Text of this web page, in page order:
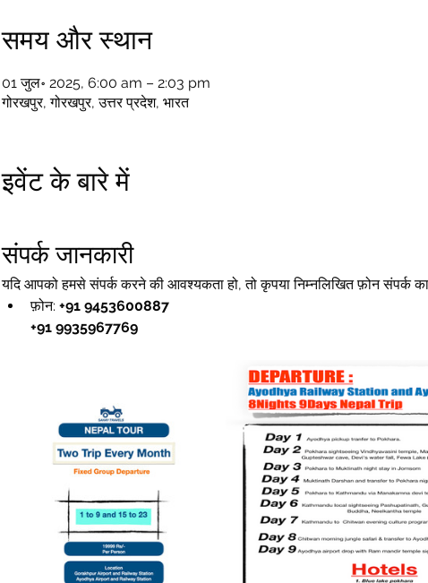
समय और स्थान
01 जुल॰ 2025, 6:00 am – 2:03 pm
गोरखपुर, गोरखपुर, उत्तर प्रदेश, भारत
इवेंट के बारे में
संपर्क जानकारी
यदि आपको हमसे संपर्क करने की आवश्यकता हो, तो कृपया निम्नलिखित फ़ोन संपर्क
फ़ोन: +91 9453600887
+91 9935967769